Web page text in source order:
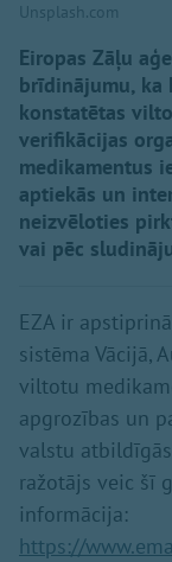
Unsplash.com
Eiropas Zāļu
brīdinājumu, ka
konstatētas
verifikācijas
medikamentus
aptiekās un
neizvēloties
vai pēc
EZA ir
sistēma Vācijā,
viltotu
apgrozības un
valstu
ražotājs veic šī
informācija:
https://